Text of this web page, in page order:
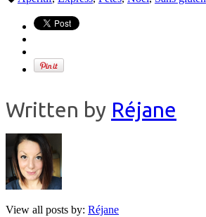
Written by Réjane
View all posts by: Réjane